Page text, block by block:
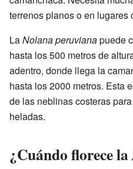
terrenos planos o en lugares
LaNolana peruvianapuede
hasta los 500 metros de
adentro, donde llega la
hasta los 2000 metros. Esta
de las neblinas costeras
heladas.
¿Cuándo florece la